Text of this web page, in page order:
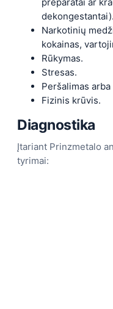
dekongestantai).
Narkotinių
kokainas,
Rūkymas.
Stresas.
Peršalimas
Fizinis krūvis.
Diagnostika
Įtariant Prinzmetalo
tyrimai: